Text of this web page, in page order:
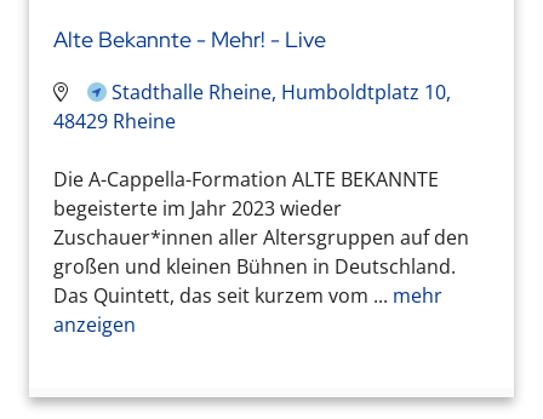
Alte Bekannte - Mehr! - Live
Stadthalle Rheine, Humboldtplatz 10,
48429 Rheine
Die A-Cappella-Formation ALTE BEKANNTE
begeisterte im Jahr 2023 wieder
Zuschauer*innen aller Altersgruppen auf den
großen und kleinen Bühnen in Deutschland.
Das Quintett, das seit kurzem vom ... mehr
anzeigen